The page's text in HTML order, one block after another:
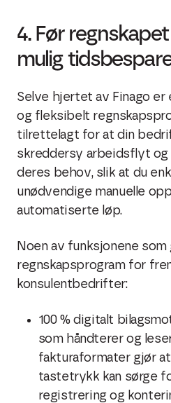
4. Før
mulig
Selve hjertet av Finago
og fleksibelt
tilrettelagt for at din
skreddersy arbeidsflyt
deres behov, slik at du
unødvendige manuelle
automatiserte løp.
Noen av funksjonene
regnskapsprogram for
konsulentbedrifter:
100 % digitalt
som håndterer og
fakturaformater gjør
tastetrykk kan sørge
registrering og